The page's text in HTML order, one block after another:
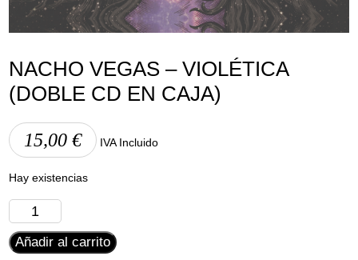
NACHO VEGAS – VIOLÉTICA
(DOBLE CD EN CAJA)
15,00€ IVA Incluido
Hay existencias
Nacho
Vegas
- Añadir al carrito